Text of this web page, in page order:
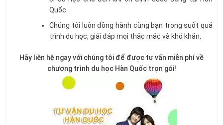
Quốc.
Chúng tôi luôn đồng hành cùng bạn trong suốt quá
trình du học, giải đáp mọi thắc mắc và khó khăn.
Hãy liên hệ ngay với chúng tôi để được tư vấn miễn phí về
chương trình du học Hàn Quốc trọn gói!